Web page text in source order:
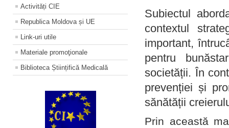
Activități CIE
Republica Moldova și UE
Link-uri utile
Materiale promoţionale
Biblioteca Științifică Medicală
Subiectul
contextul
important,
pentru
societății. În
prevenției și
sănătății
Prin această